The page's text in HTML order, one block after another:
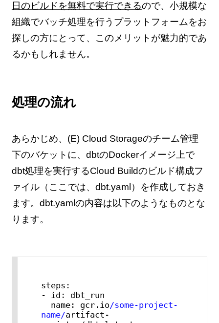
日のビルドを無料で実行できるので、小規模な
組織でバッチ処理を行うプラットフォームをお
探しの方にとって、このメリットが魅力的であ
るかもしれません。
処理の流れ
あらかじめ、(E) Cloud Storageのチーム管理
下のバケットに、dbtのDockerイメージ上で
dbt処理を実行するCloud Buildのビルド構成フ
ァイル（ここでは、dbt.yaml）を作成しておき
ます。dbt.yamlの内容は以下のようなものとな
ります。
steps:
- id: dbt_run
  name: gcr.io
/some-project-
name/artifact-